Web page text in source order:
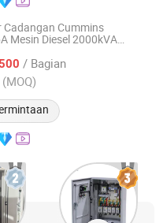
Cadangan Cummins
Mesin Diesel 2000kVA
/ Bagian
(MOQ)mulai 2016